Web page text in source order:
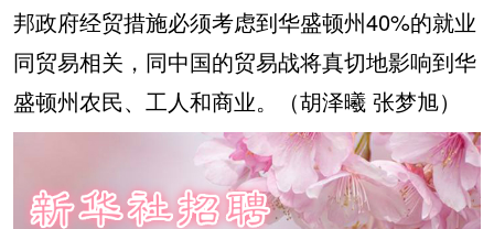
邦政府经贸措施必须考虑到华盛顿州40%的就业
同贸易相关，同中国的贸易战将真切地影响到华
盛顿州农民、工人和商业。（胡泽曦 张梦旭）